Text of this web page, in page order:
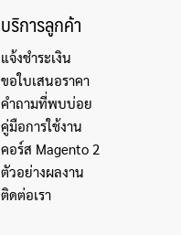
บริการลูกค้า
แจ้งชำระเงิน
ขอใบเสนอราคา
คำถามที่พบบ่อย
คู่มือการใช้งาน
คอร์ส Magento 2
ตัวอย่างผลงาน
ติดต่อเรา